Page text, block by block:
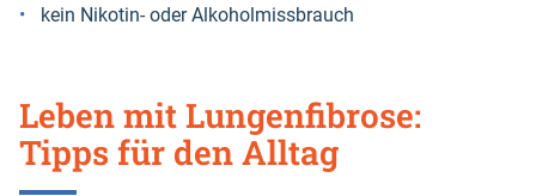
kein Nikotin- oder Alkoholmissbrauch
Leben mit Lungenfibrose:
Tipps für den Alltag